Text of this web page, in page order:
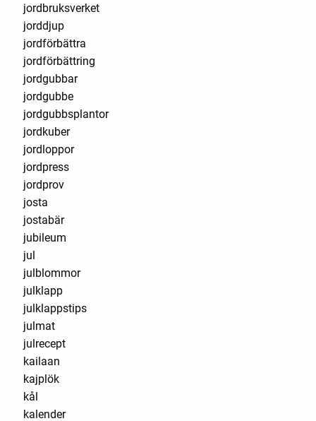
jordbruksverket
jorddjup
jordförbättra
jordförbättring
jordgubbar
jordgubbe
jordgubbsplantor
jordkuber
jordloppor
jordpress
jordprov
josta
jostabär
jubileum
jul
julblommor
julklapp
julklappstips
julmat
julrecept
kailaan
kajplök
kål
kalender